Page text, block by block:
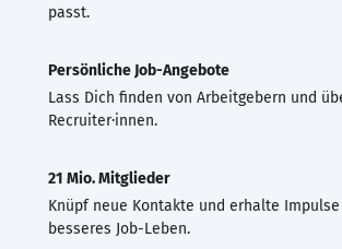
passt.
Persönliche Job-Angebote
Lass Dich finden von Arbeitgebern und
Recruiter·innen.
21 Mio. Mitglieder
Knüpf neue Kontakte und erhalte
besseres Job-Leben.